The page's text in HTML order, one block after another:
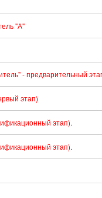
"А"
- предварительный
этап)
этап).
этап).